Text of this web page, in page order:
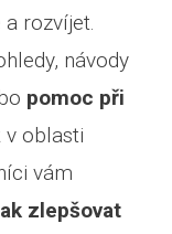
rozvíjet.
návody
pomoc při
v oblasti
vám
zlepšovat